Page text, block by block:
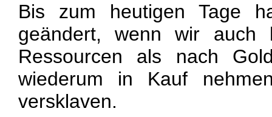
Bis zum heutigen Tage
geändert, wenn wir auch
Ressourcen als nach
wiederum in Kauf
versklaven.